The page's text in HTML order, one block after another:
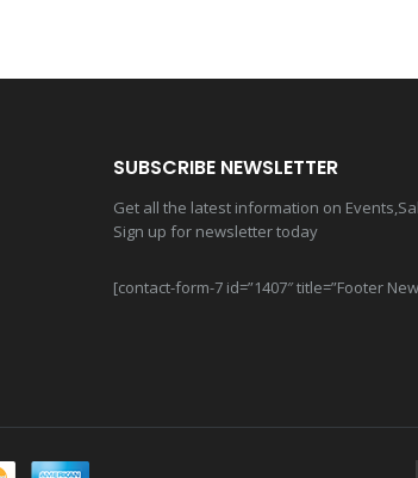
SUBSCRIBE NEWSLETTER
Get all the latest information on
Sign up for newsletter today
[contact-form-7 id=”1407″ title=”Footer